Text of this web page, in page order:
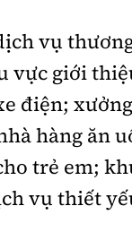
vụ
vực giới
điện;
hàng ăn
trẻ em;
vụ thiết